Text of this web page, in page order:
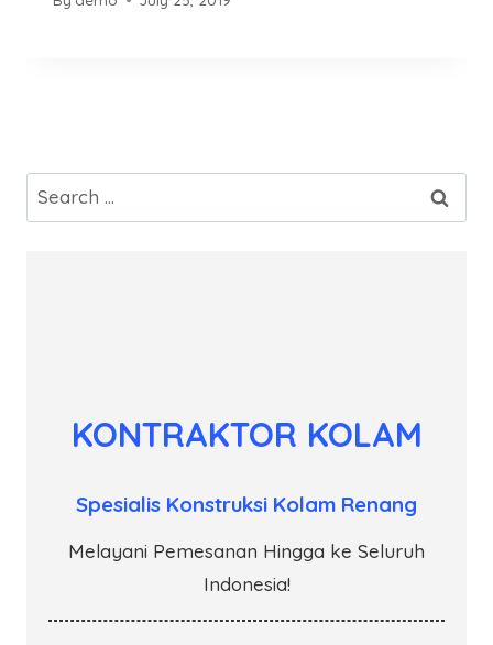
Search
for:
KONTRAKTOR KOLAM
Spesialis Konstruksi Kolam Renang
Melayani Pemesanan Hingga ke Seluruh
Indonesia!